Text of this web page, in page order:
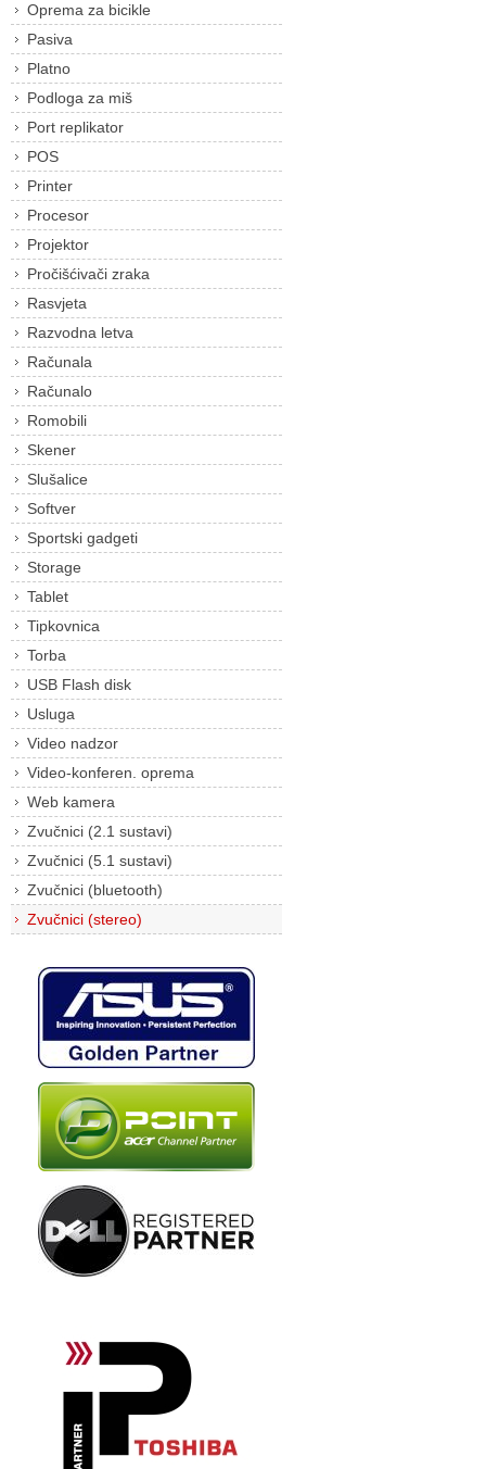
Oprema za bicikle
Pasiva
Platno
Podloga za miš
Port replikator
POS
Printer
Procesor
Projektor
Pročišćivači zraka
Rasvjeta
Razvodna letva
Računala
Računalo
Romobili
Skener
Slušalice
Softver
Sportski gadgeti
Storage
Tablet
Tipkovnica
Torba
USB Flash disk
Usluga
Video nadzor
Video-konferen. oprema
Web kamera
Zvučnici (2.1 sustavi)
Zvučnici (5.1 sustavi)
Zvučnici (bluetooth)
Zvučnici (stereo)